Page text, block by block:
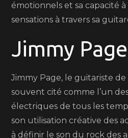
émotionnels et sa capacité
sensations à travers sa
Jimmy Page
Jimmy Page, le guitariste
souvent cité comme l’un
électriques de tous les
son utilisation créative des
à définir le son du rock des